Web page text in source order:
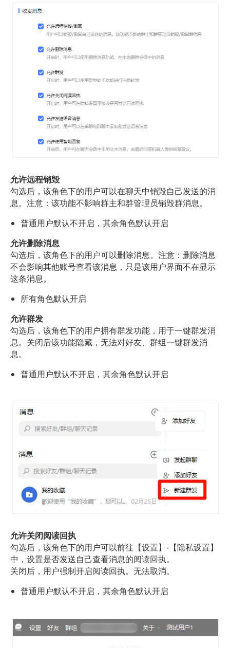
允许远程销毁
勾选后，该角色下的用户可以在聊天中销毁自己发送的消
息。注意：该功能不影响群主和群管理员销毁群消息。
普通用户默认不开启，其余角色默认开启
允许删除消息
勾选后，该角色下的用户可以删除消息。注意：删除消息
不会影响其他账号查看该消息，只是该用户界面不在显示
这条消息。
所有角色默认开启
允许群发
勾选后，该角色下的用户拥有群发功能，用于一键群发消
息。关闭后该功能隐藏，无法对好友、群组一键群发消
息。
普通用户默认不开启，其余角色默认开启
允许关闭阅读回执
勾选后，该角色下的用户可以前往【设置】-【隐私设置】
中，设置是否发送自己查看消息的阅读回执。
关闭后，用户强制开启阅读回执。无法取消。
普通用户默认不开启，其余角色默认开启